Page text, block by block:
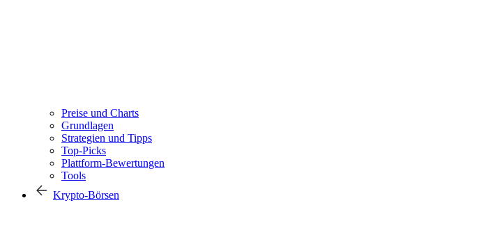
Preise und Charts
Grundlagen
Strategien und Tipps
Top-Picks
Plattform-Bewertungen
Tools
Krypto-Börsen